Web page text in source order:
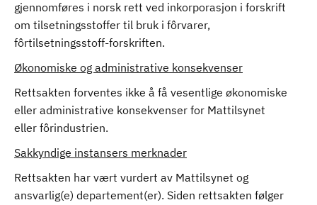
gjennomføres i norsk rett ved inkorporasjon i forskrift
om tilsetningsstoffer til bruk i fôrvarer,
fôrtilsetningsstoff-forskriften.
Økonomiske og administrative konsekvenser
Rettsakten forventes ikke å få vesentlige økonomiske
eller administrative konsekvenser for Mattilsynet
eller fôrindustrien.
Sakkyndige instansers merknader
Rettsakten har vært vurdert av Mattilsynet og
ansvarlig(e) departement(er). Siden rettsakten følger